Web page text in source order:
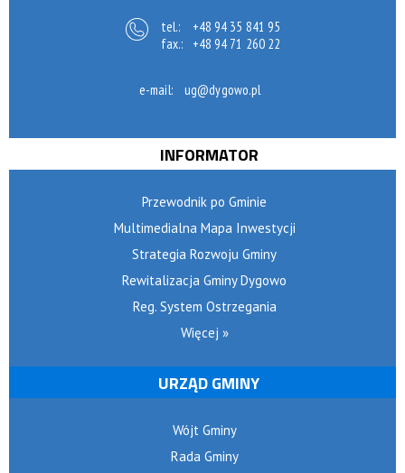
tel.:
+48 94 35 841 95
fax.:
+48 94 71 260 22
e-mail: ug@dygowo.pl
INFORMATOR
Przewodnik po Gminie
Multimedialna Mapa Inwestycji
Strategia Rozwoju Gminy
Rewitalizacja Gminy Dygowo
Reg. System Ostrzegania
Więcej »
URZĄD GMINY
Wójt Gminy
Rada Gminy